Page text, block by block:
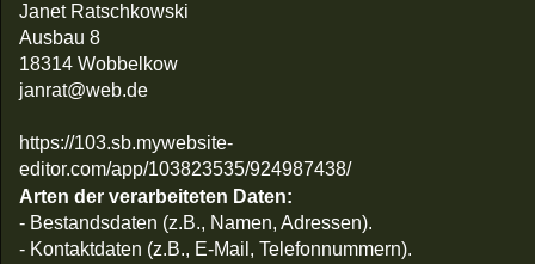
Janet Ratschkowski
Ausbau 8
18314 Wobbelkow
janrat@web.de
https://103.sb.mywebsite-
editor.com/app/103823535/924987438/
Arten der verarbeiteten Daten:
- Bestandsdaten (z.B., Namen, Adressen).
- Kontaktdaten (z.B., E-Mail, Telefonnummern).